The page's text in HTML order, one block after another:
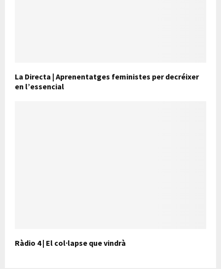
La Directa | Aprenentatges feministes per decréixer
en l’essencial
Ràdio 4 | El col·lapse que vindrà